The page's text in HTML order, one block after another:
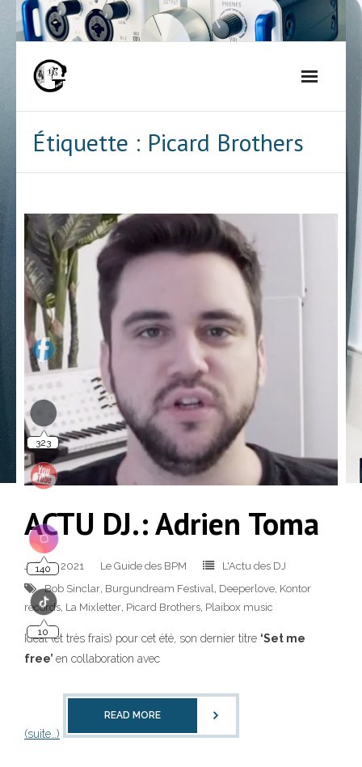
Skip
to
Étiquette : Picard Brothers
ACTU DJ.: Adrien Toma
Juil 18, 2021 Le Guide des BPM
L'Actu des DJ
Bob Sinclar Burgundream Festival Deeperlove Kontor
records La Mixletter Picard Brothers Plaibox music
Idéal (et très frais) pour cet été, son dernier titre ‘Set me
free’ en collaboration avec
(suite…)
READ MORE
323
140
10